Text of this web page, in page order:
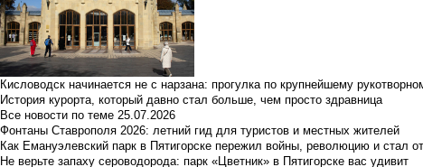
Кисловодск начинается не с нарзана: прогулка по крупнейшему
История курорта, который давно стал больше, чем просто здравница
Все новости по теме 25.07.2026
Фонтаны Ставрополя 2026: летний гид для туристов и местных жителей
Как Емануэлевский парк в Пятигорске пережил войны, революцию и стал
Не верьте запаху сероводорода: парк «Цветник» в Пятигорске вас удивит